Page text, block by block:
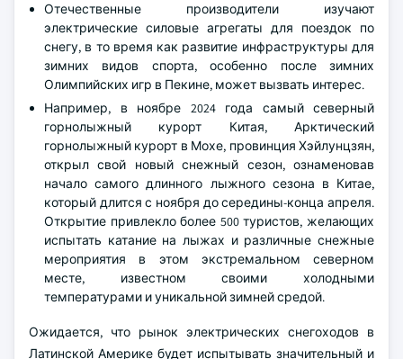
Отечественные производители изучают
электрические силовые агрегаты для поездок по
снегу, в то время как развитие инфраструктуры для
зимних видов спорта, особенно после зимних
Олимпийских игр в Пекине, может вызвать интерес.
Например, в ноябре 2024 года самый северный
горнолыжный курорт Китая, Арктический
горнолыжный курорт в Мохе, провинция Хэйлунцзян,
открыл свой новый снежный сезон, ознаменовав
начало самого длинного лыжного сезона в Китае,
который длится с ноября до середины-конца апреля.
Открытие привлекло более 500 туристов, желающих
испытать катание на лыжах и различные снежные
мероприятия в этом экстремальном северном
месте, известном своими холодными
температурами и уникальной зимней средой.
Ожидается, что рынок электрических снегоходов в
Латинской Америке будет испытывать значительный и